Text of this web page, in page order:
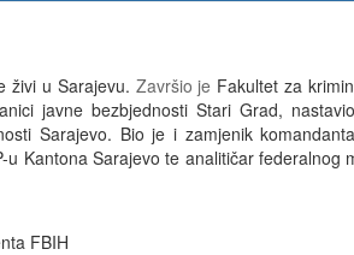
živi u Sarajevu. Završio je Fakultet za
javne bezbjednosti Stari Grad,
Sarajevo. Bio je i zamjenik
Kantona Sarajevo te analitičar
FBIH